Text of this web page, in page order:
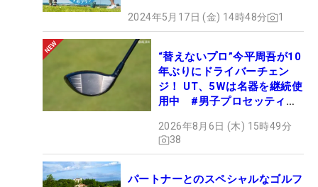
2024年5月17日 (金) 14時48分 1
“替えないプロ”今平周吾が10
年ぶりにドライバーチェン
ジ！ UT、5Wは名器を継続使
用中 #男子プロセッティン
2026年8月6日 (木) 15時49分
38
パートナーとのスペシャルなゴルフ